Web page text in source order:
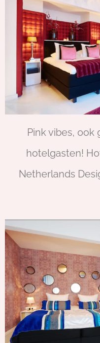
Pink vibes, ook
hotelgasten!
Netherlands